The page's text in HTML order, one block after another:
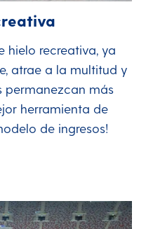
hielo recreativa, ya
atrae a la multitud y
permanezcan más
herramienta de
de ingresos!